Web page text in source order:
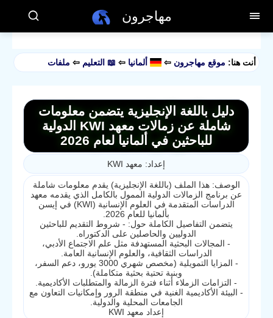
مهاجرون
أنت هنا: موقع مهاجرون ⇦ ألمانيا ⇦ 📖 التعليم ⇦ملفات
دليل باللغة الإنجليزية يتضمن معلومات
شاملة عن زمالات معهد KWI الدولية
للباحثين في ألمانيا لعام 2026
إعداد: معهد KWI
الوصف: هذا الملف (باللغة الإنجليزية) يقدم معلومات شاملة
عن برنامج الزمالات الدولية الممول بالكامل الذي يقدمه معهد
الدراسات المتقدمة في العلوم الإنسانية (KWI) في إيسن
بألمانيا للعام 2026.
يتضمن التفاصيل الكاملة حول: - شروط التقديم للباحثين
الدوليين والحاصلين على الدكتوراه.
- المجالات البحثية المستهدفة مثل علم الاجتماع الأدبي،
الدراسات الثقافية، والعلوم الإنسانية العامة.
- المزايا التمويلية (مخصص شهري 3000 يورو، دعم السفر،
وبنية تحتية بحثية متكاملة).
- التزامات الزملاء أثناء فترة الزمالة والمتطلبات الأكاديمية.
- البيئة الأكاديمية الغنية في منطقة الرور وإمكانيات التعاون مع
الجامعات المحلية والدولية.
إعداد معهد KWI